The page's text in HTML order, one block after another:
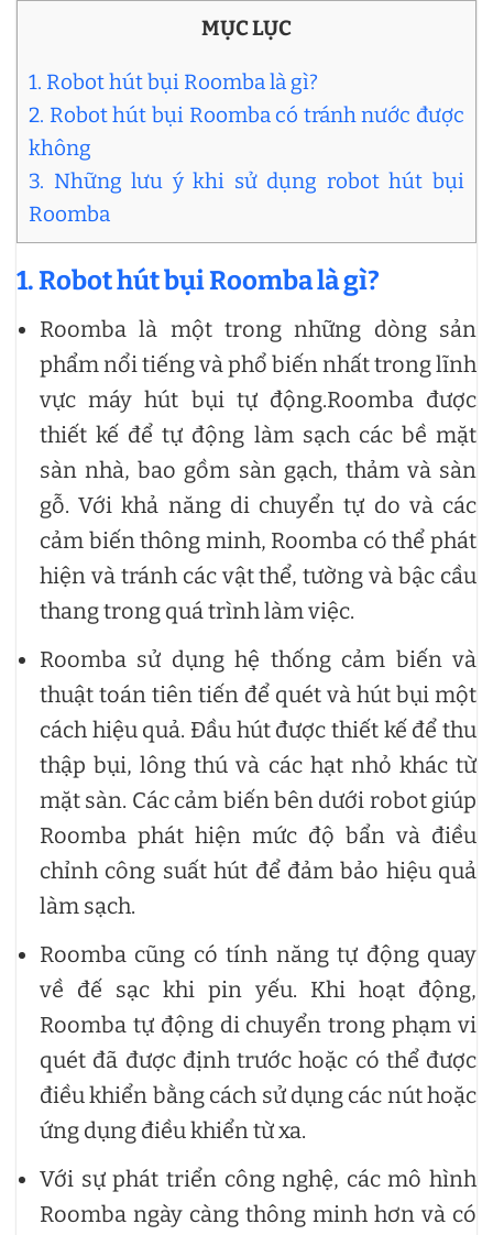
MỤC LỤC
1. Robot hút bụi Roomba là gì?
2. Robot hút bụi Roomba có tránh nước được
không
3. Những lưu ý khi sử dụng robot hút bụi
Roomba
1. Robot hút bụi Roomba là gì?
Roomba là một trong những dòng sản
phẩm nổi tiếng và phổ biến nhất trong lĩnh
vực máy hút bụi tự động.Roomba được
thiết kế để tự động làm sạch các bề mặt
sàn nhà, bao gồm sàn gạch, thảm và sàn
gỗ. Với khả năng di chuyển tự do và các
cảm biến thông minh, Roomba có thể phát
hiện và tránh các vật thể, tường và bậc cầu
thang trong quá trình làm việc.
Roomba sử dụng hệ thống cảm biến và
thuật toán tiên tiến để quét và hút bụi một
cách hiệu quả. Đầu hút được thiết kế để thu
thập bụi, lông thú và các hạt nhỏ khác từ
mặt sàn. Các cảm biến bên dưới robot giúp
Roomba phát hiện mức độ bẩn và điều
chỉnh công suất hút để đảm bảo hiệu quả
làm sạch.
Roomba cũng có tính năng tự động quay
về đế sạc khi pin yếu. Khi hoạt động,
Roomba tự động di chuyển trong phạm vi
quét đã được định trước hoặc có thể được
điều khiển bằng cách sử dụng các nút hoặc
ứng dụng điều khiển từ xa.
Với sự phát triển công nghệ, các mô hình
Roomba ngày càng thông minh hơn và có